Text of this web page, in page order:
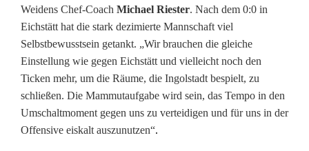
r
n
l
g
Weidens Chef-Coach Michael Riester. Nach dem 0:0 in
Eichstätt hat die stark dezimierte Mannschaft viel
Selbstbewusstsein getankt. „Wir brauchen die gleiche
Einstellung wie gegen Eichstätt und vielleicht noch den
Ticken mehr, um die Räume, die Ingolstadt bespielt, zu
schließen. Die Mammutaufgabe wird sein, das Tempo in den
Umschaltmoment gegen uns zu verteidigen und für uns in der
Offensive eiskalt auszunutzen“.